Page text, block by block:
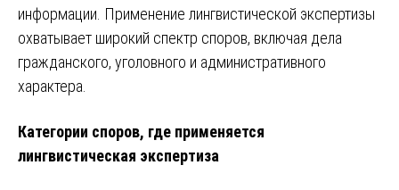
информации. Применение лингвистической экспертизы
охватывает широкий спектр споров, включая дела
гражданского, уголовного и административного
характера.
Категории споров, где применяется
лингвистическая экспертиза